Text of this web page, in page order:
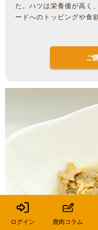
た。ハツは栄養価が高く
ードへのトッピングや食
ご
ログイン 鹿肉コラム